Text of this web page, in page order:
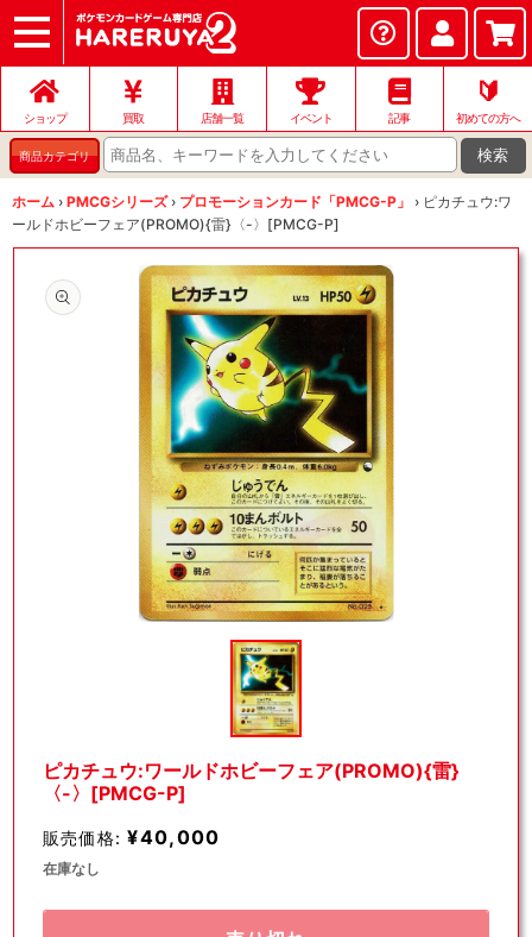
ショップ
店頭買取
ネット買取
店舗一覧
イベント
お問い合わせ
ショップ 買取 店舗一覧 イベント 記事
🔰
初めての方へ
商品カテゴリ 検索
ホーム › PMCGシリーズ › プロモーションカード「PMCG-P」 › ピカチュウ:ワ
ールドホビーフェア(PROMO){雷}〈-〉[PMCG-P]
を
開
ピカチュウ:ワールドホビーフェア(PROMO){雷}
〈-〉[PMCG-P]
販売価格: ¥40,000
在庫なし